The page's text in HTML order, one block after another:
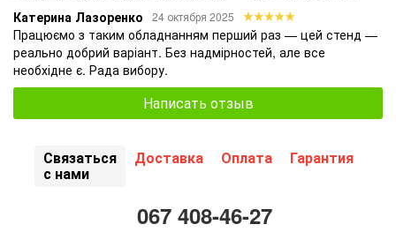
Катерина Лазоренко
24 октября 2025
Працюємо з таким обладнанням перший раз — цей стенд —
реально добрий варіант. Без надмірностей, але все
необхідне є. Рада вибору.
Написать отзыв
Связаться
с нами
Доставка Оплата Гарантия
067 408-46-27